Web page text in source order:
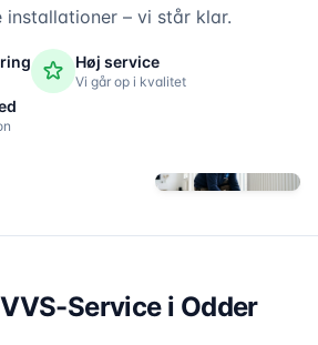
– vi står klar.
Høj service
Vi går op i kvalitet
Service i Odder